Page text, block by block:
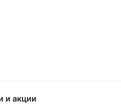
и акции